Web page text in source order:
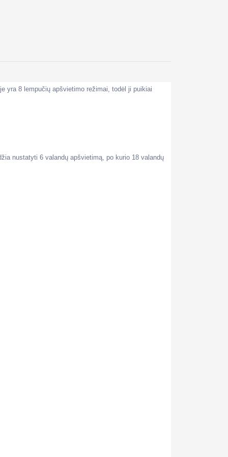
yra 8 lempučių apšvietimo režimai, todėl ji puikiai
nustatyti 6 valandų apšvietimą, po kurio 18 valandų